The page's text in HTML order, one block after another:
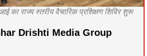
का राज्य स्तरीय वैचारिक प्रशिक्षण शिविर शुरू
Drishti Media Group